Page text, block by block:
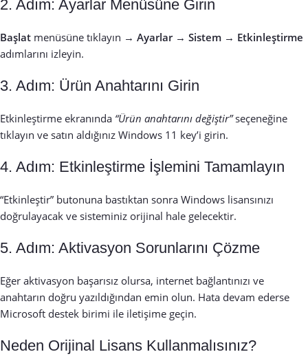
2. Adım: Ayarlar Menüsüne Girin
Başlat menüsüne tıklayın → Ayarlar→ Sistem → Etkinleştirme
adımlarını izleyin.
3. Adım: Ürün Anahtarını Girin
Etkinleştirme ekranında “Ürün anahtarını değiştir”seçeneğine
tıklayın ve satın aldığınız Windows 11 key’i girin.
4. Adım: Etkinleştirme İşlemini Tamamlayın
“Etkinleştir” butonuna bastıktan sonra Windows lisansınızı
doğrulayacak ve sisteminiz orijinal hale gelecektir.
5. Adım: Aktivasyon Sorunlarını Çözme
Eğer aktivasyon başarısız olursa, internet bağlantınızı ve
anahtarın doğru yazıldığından emin olun. Hata devam ederse
Microsoft destek birimi ile iletişime geçin.
Neden Orijinal Lisans Kullanmalısınız?